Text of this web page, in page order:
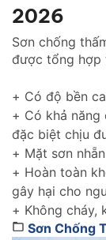
2026
Sơn chống
được tổng hợp
tường ngoài
của bạn thách
+ Có độ bền
+ Có khả năng
đặc biệt chịu
+ Mặt sơn
+ Hoàn toàn
gây hại cho
+ Không cháy,
Sơn Chống